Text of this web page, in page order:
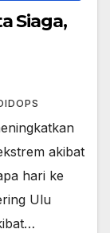
Siaga,
akibat
hari ke
Ulu